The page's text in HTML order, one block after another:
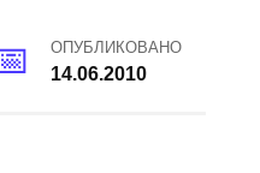
ОПУБЛИКОВАНО
14.06.2010